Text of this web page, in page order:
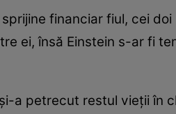
financiar fiul, cei
ei, însă Einstein s-ar fi
a petrecut restul vieții în